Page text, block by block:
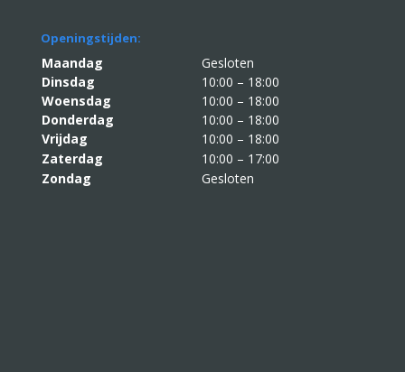
Openingstijden:
Maandag
Gesloten
Dinsdag
10:00 – 18:00
Woensdag
10:00 – 18:00
Donderdag
10:00 – 18:00
Vrijdag
10:00 – 18:00
Zaterdag
10:00 – 17:00
Zondag
Gesloten